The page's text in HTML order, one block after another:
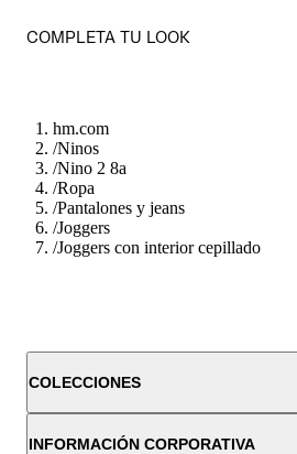
COMPLETA TU LOOK
hm.com
/Ninos
/Nino 2 8a
/Ropa
/Pantalones y jeans
/Joggers
/Joggers con interior cepillado
COLECCIONES
INFORMACIÓN CORPORATIVA